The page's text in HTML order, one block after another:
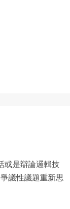
或是辯論邏輯技
議性議題重新思